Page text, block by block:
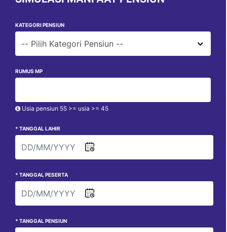
KATEGORI PENSIUN
RUMUS MP
Usia pensiun 55 >= usia >= 45
* TANGGAL LAHIR
* TANGGAL PESERTA
* TANGGAL PENSIUN